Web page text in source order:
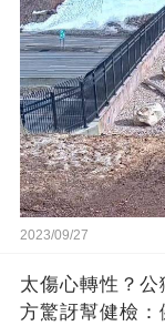
2023/09/27
太傷心轉性？
方驚訝幫健檢